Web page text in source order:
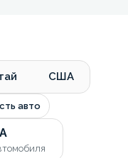
США
авто